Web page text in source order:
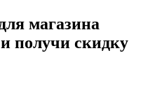
магазина
получи скидку